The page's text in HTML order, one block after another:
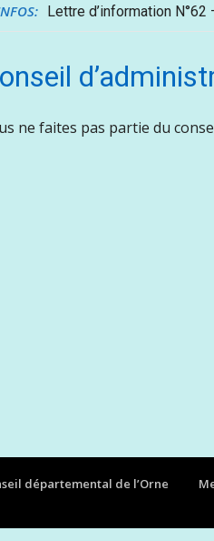
Lettre d’information
ne faites pas partie du
départemental de l’Orne